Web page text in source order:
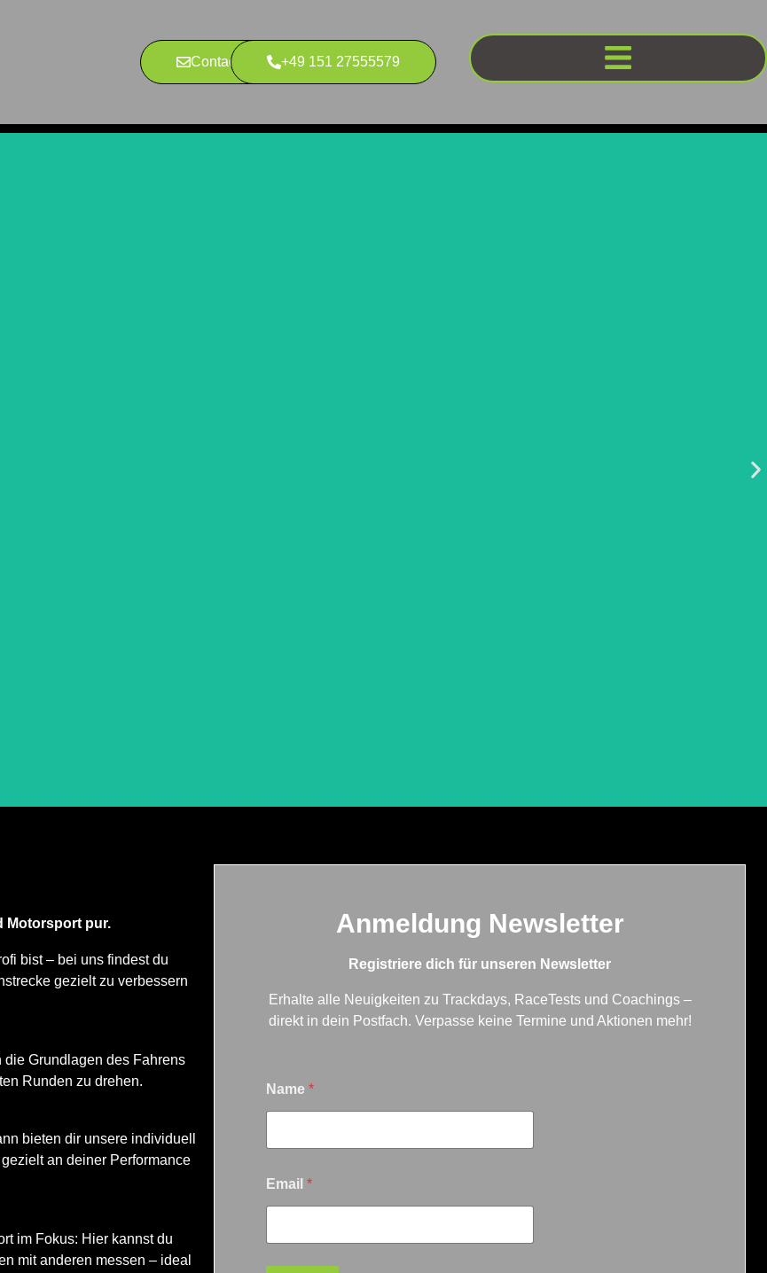
Contact Us +49 151 27555579
Motorsport pur.
bist – bei uns findest du
gezielt zu verbessern
Grundlagen des Fahrens
Runden zu drehen.
bieten dir unsere individuell
an deiner Performance
im Fokus: Hier kannst du
mit anderen messen – ideal
Anmeldung Newsletter
Registriere dich für unseren Newsletter
Erhalte alle Neuigkeiten zu Trackdays, RaceTests und Coachings –
direkt in dein Postfach. Verpasse keine Termine und Aktionen mehr!
m
a
l
a
m
e
Name*
Email*